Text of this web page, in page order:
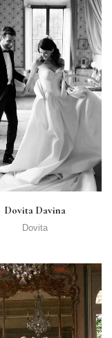
Dovita Davina
Dovita